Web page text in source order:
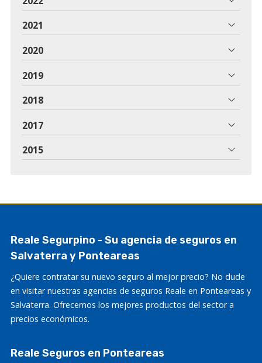
2021
2020
2019
2018
2017
2015
Reale Segurpino - Su agencia de seguros en
Salvaterra y Ponteareas
¿Quiere contratar su nuevo seguro al mejor precio? No dude
en visitar nuestras agencias de seguros Reale en Ponteareas y
Salvaterra. Ofrecemos los mejores productos del sector a
precios económicos.
Reale Seguros en Ponteareas